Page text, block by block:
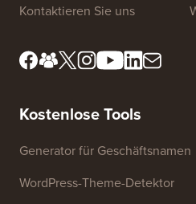
Kontaktieren Sie uns
Kostenlose Tools
Generator für Geschäftsnamen
WordPress-Theme-Detektor